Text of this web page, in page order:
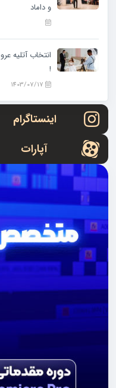
و داماد
انتخاب آتلیه
!
اینستاگرام
آپارات